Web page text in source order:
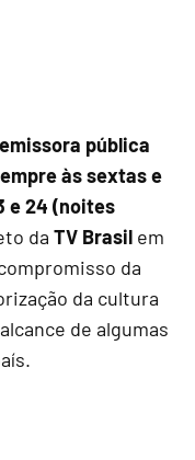
pública
às sextas e
e 24 (noites
daTV Brasil em
da
da cultura
de algumas